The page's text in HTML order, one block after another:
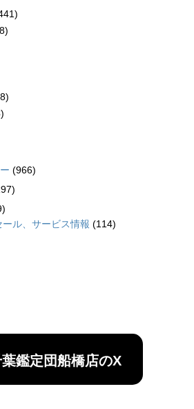
(966)
ル、サービス情報 (114)
鑑定団船橋店のX